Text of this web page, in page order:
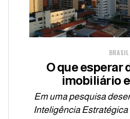
BRASIL
O que esperar
imobiliário
Em uma pesquisa
Inteligência Estratégica